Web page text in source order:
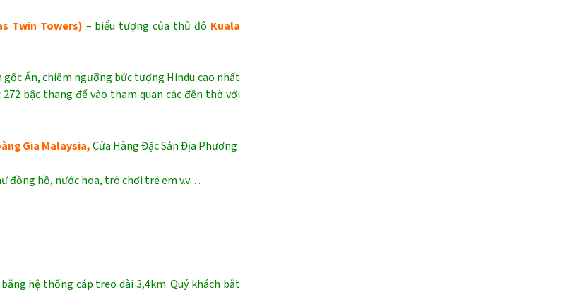
Twin Towers) – biểu tượng của thủ đô Kuala
Ấn, chiêm ngưỡng bức tượng Hindu cao nhất
bậc thang để vào tham quan các đền thờ với
Gia Malaysia,Cửa Hàng Đặc Sản Địa Phương
đồng hồ, nước hoa, trò chơi trẻ em v.v…
hệ thống cáp treo dài 3,4km. Quý khách bắt